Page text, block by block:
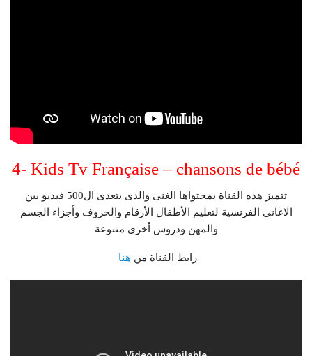
4- Kids Tv Française – chansons de bébé
تتميز هذه القناة بمحتواها الغنى والذى يتعدى ال500 فيديو بين
الاغانى الفرنسية لتعليم الأطفال الأرقام والحروف وأجزاء الجسم
والمهن ودروس أخرى متنوعة
رابط القناة من هنا